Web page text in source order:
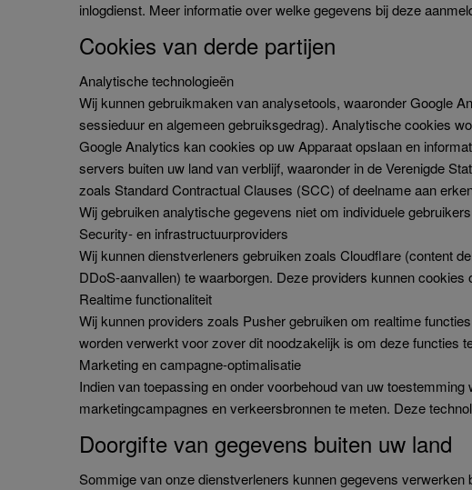
inlogdienst. Meer informatie over welke gegevens bij deze
Cookies van derde partijen
Analytische technologieën
Wij kunnen gebruikmaken van analysetools, waaronder Google
sessieduur en algemeen gebruiksgedrag). Analytische cookies
Google Analytics kan cookies op uw Apparaat opslaan en
servers buiten uw land van verblijf, waaronder in de Verenigde
zoals Standard Contractual Clauses (SCC) of deelname aan
Wij gebruiken analytische gegevens niet om individuele
Security- en infrastructuurproviders
Wij kunnen dienstverleners gebruiken zoals Cloudflare (content
DDoS-aanvallen) te waarborgen. Deze providers kunnen
Realtime functionaliteit
Wij kunnen providers zoals Pusher gebruiken om realtime
worden verwerkt voor zover dit noodzakelijk is om deze functies
Marketing en campagne-optimalisatie
Indien van toepassing en onder voorbehoud van uw
marketingcampagnes en verkeersbronnen te meten. Deze
Doorgifte van gegevens buiten uw land
Sommige van onze dienstverleners kunnen gegevens